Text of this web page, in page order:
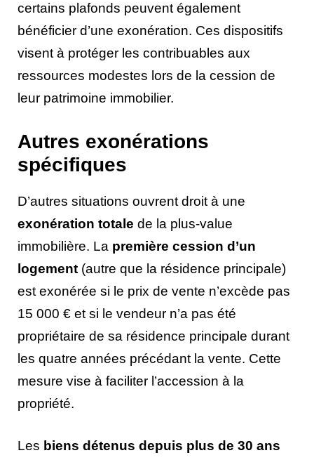
certains plafonds peuvent également
bénéficier d’une exonération. Ces dispositifs
visent à protéger les contribuables aux
ressources modestes lors de la cession de
leur patrimoine immobilier.
Autres exonérations
spécifiques
D’autres situations ouvrent droit à une
exonération totale de la plus-value
immobilière. La première cession d’un
logement (autre que la résidence principale)
est exonérée si le prix de vente n’excède pas
15 000 € et si le vendeur n’a pas été
propriétaire de sa résidence principale durant
les quatre années précédant la vente. Cette
mesure vise à faciliter l’accession à la
propriété.
Les biens détenus depuis plus de 30 ans